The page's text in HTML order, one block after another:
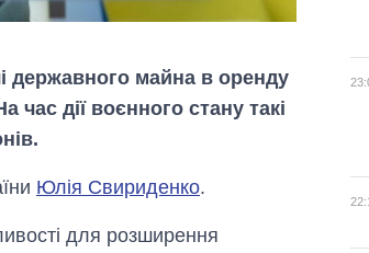
державного майна в оренду
дії воєнного стану такі
Юлія Свириденко.
для розширення